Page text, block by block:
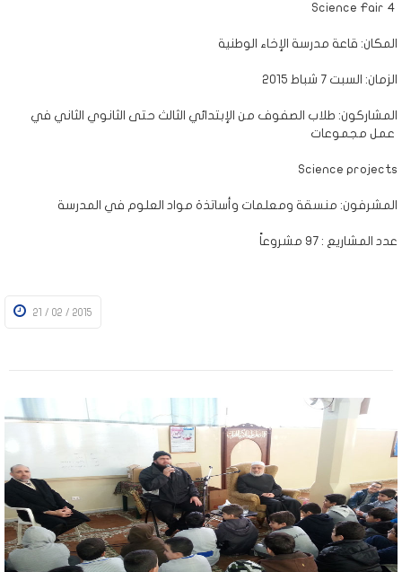
Science Fair 4
المكان: قاعة مدرسة الإخاء الوطنية
الزمان: السبت 7 شباط 2015
المشاركون: طلاب الصفوف من الإبتدائي الثالث حتى الثانوي الثاني في
Science projects
المشرفون: منسقة ومعلمات وأساتذة مواد العلوم في المدرسة
عدد المشاريع : 97 مشروعاً
21 / 02 / 2015